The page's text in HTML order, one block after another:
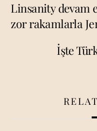
Linsanity devam
zor rakamlarla
İşte